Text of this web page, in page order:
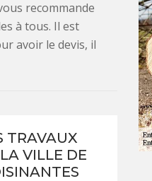
recommande
à tous. Il est
avoir le devis, il
TRAVAUX
VILLE DE